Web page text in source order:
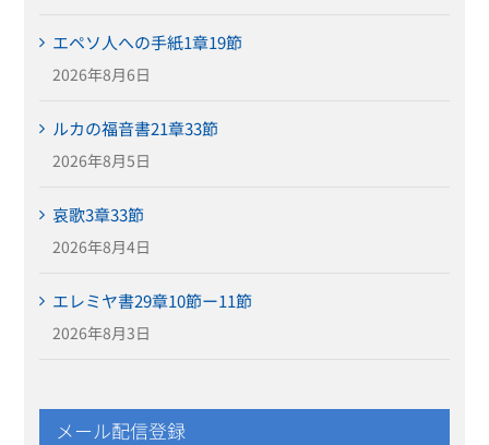
エペソ人への手紙1章19節
2026年8月6日
ルカの福音書21章33節
2026年8月5日
哀歌3章33節
2026年8月4日
エレミヤ書29章10節ー11節
2026年8月3日
メール配信登録